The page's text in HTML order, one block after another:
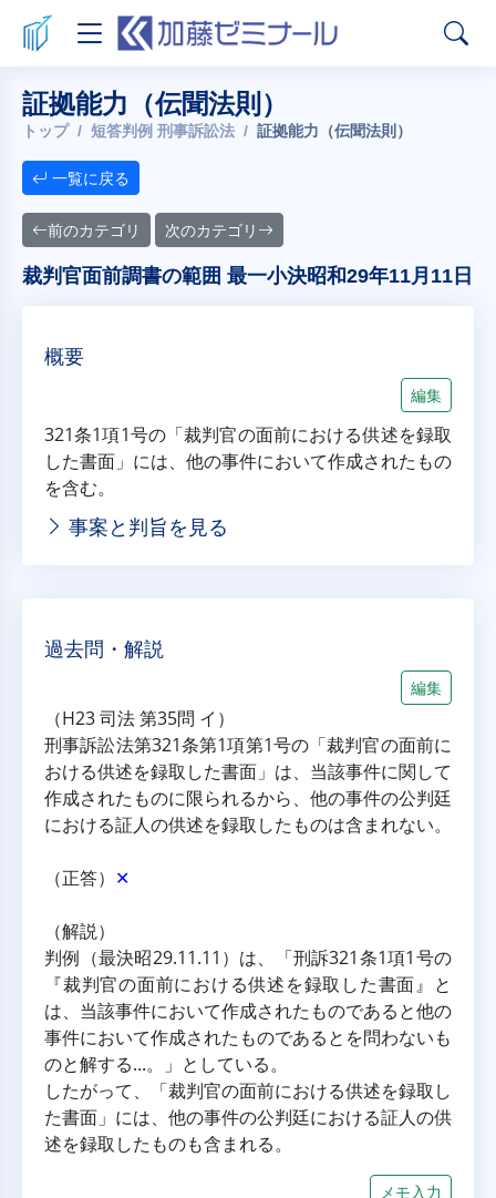
証拠能力（伝聞法則）
トップ 短答判例 刑事訴訟法 証拠能力（伝聞法則）
一覧に戻る
前のカテゴリ 次のカテゴリ
裁判官面前調書の範囲 最一小決昭和29年11月11日
概要
編集
321条1項1号の「裁判官の面前における供述を録取
した書面」には、他の事件において作成されたもの
を含む。
事案と判旨を見る
過去問・解説
編集
（H23 司法 第35問 イ）
刑事訴訟法第321条第1項第1号の「裁判官の面前に
おける供述を録取した書面」は、当該事件に関して
作成されたものに限られるから、他の事件の公判廷
における証人の供述を録取したものは含まれない。
（正答） ✕
（解説）
判例（最決昭29.11.11）は、「刑訴321条1項1号の
『裁判官の面前における供述を録取した書面』と
は、当該事件において作成されたものであると他の
事件において作成されたものであるとを問わないも
のと解する...。」としている。
したがって、「裁判官の面前における供述を録取し
た書面」には、他の事件の公判廷における証人の供
述を録取したものも含まれる。
メモ入力